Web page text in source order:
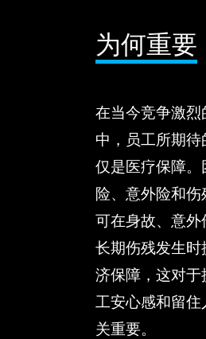
为何重要
在当今竞争激烈
中，员工所期待
仅是医疗保障。
险、意外险和伤
可在身故、意外
长期伤残发生时
济保障，这对于
工安心感和留住
关重要。